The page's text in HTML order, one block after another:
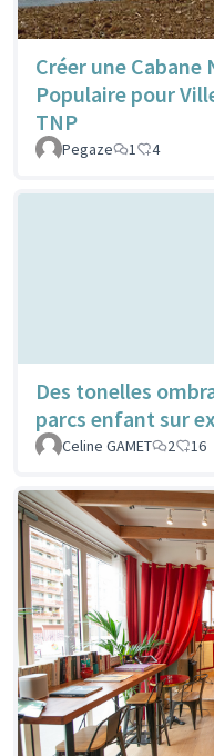
Créer une Cabane
Populaire pour
TNP
Pegaze 1 4
Des tonelles
parcs enfant sur
Celine GAMET 2 16